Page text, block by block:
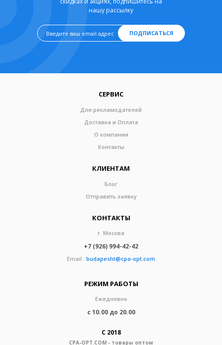
нашу рассылку
ПОДПИСАТЬСЯ
СЕРВИС
Для рекламодателей
Доставка и Оплата
О компании
Контакты
КЛИЕНТАМ
Блог
Отправить заявку
КОНТАКТЫ
г. Москва
+7 (926) 994-42-42
Email : budapesht@cpa-opt.com
РЕЖИМ РАБОТЫ
Ежедневно
с 10.00 до 20.00
С 2018
CPA-OPT.COM - товары оптом